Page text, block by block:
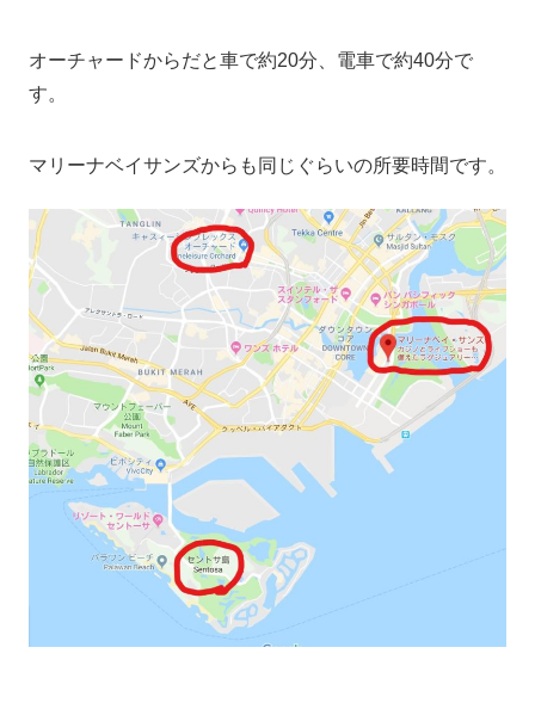
オーチャードからだと車で約20分、電車で約40分で
す。
マリーナベイサンズからも同じぐらいの所要時間です。